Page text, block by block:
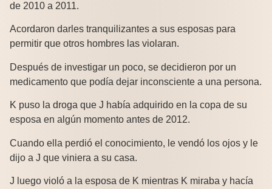
de 2010 a 2011.
Acordaron darles tranquilizantes a sus esposas para
permitir que otros hombres las violaran.
Después de investigar un poco, se decidieron por un
medicamento que podía dejar inconsciente a una persona.
K puso la droga que J había adquirido en la copa de su
esposa en algún momento antes de 2012.
Cuando ella perdió el conocimiento, le vendó los ojos y le
dijo a J que viniera a su casa.
J luego violó a la esposa de K mientras K miraba y hacía